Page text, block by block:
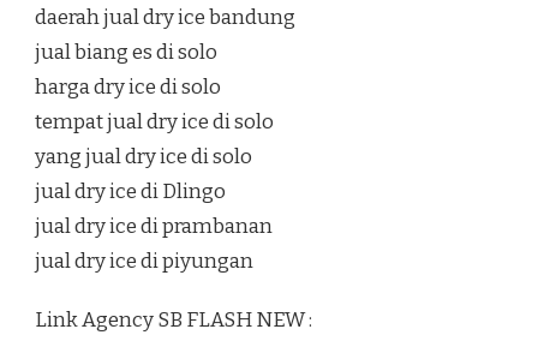
daerah jual dry ice bandung
jual biang es di solo
harga dry ice di solo
tempat jual dry ice di solo
yang jual dry ice di solo
jual dry ice di Dlingo
jual dry ice di prambanan
jual dry ice di piyungan
Link Agency SB FLASH NEW :